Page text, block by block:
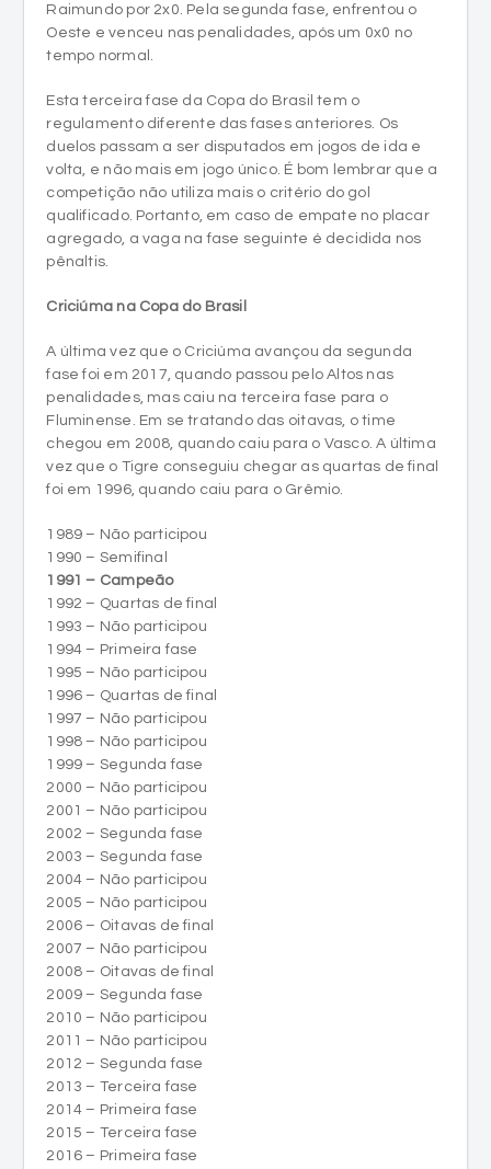
Raimundo por 2x0. Pela segunda fase, enfrentou o
Oeste e venceu nas penalidades, após um 0x0 no
tempo normal.
Esta terceira fase da Copa do Brasil tem o
regulamento diferente das fases anteriores. Os
duelos passam a ser disputados em jogos de ida e
volta, e não mais em jogo único. É bom lembrar que a
competição não utiliza mais o critério do gol
qualificado. Portanto, em caso de empate no placar
agregado, a vaga na fase seguinte é decidida nos
pênaltis.
Criciúma na Copa do Brasil
A última vez que o Criciúma avançou da segunda
fase foi em 2017, quando passou pelo Altos nas
penalidades, mas caiu na terceira fase para o
Fluminense. Em se tratando das oitavas, o time
chegou em 2008, quando caiu para o Vasco. A última
vez que o Tigre conseguiu chegar as quartas de final
foi em 1996, quando caiu para o Grêmio.
1989 – Não participou
1990 – Semifinal
1991 – Campeão
1992 – Quartas de final
1993 – Não participou
1994 – Primeira fase
1995 – Não participou
1996 – Quartas de final
1997 – Não participou
1998 – Não participou
1999 – Segunda fase
2000 – Não participou
2001 – Não participou
2002 – Segunda fase
2003 – Segunda fase
2004 – Não participou
2005 – Não participou
2006 – Oitavas de final
2007 – Não participou
2008 – Oitavas de final
2009 – Segunda fase
2010 – Não participou
2011 – Não participou
2012 – Segunda fase
2013 – Terceira fase
2014 – Primeira fase
2015 – Terceira fase
2016 – Primeira fase